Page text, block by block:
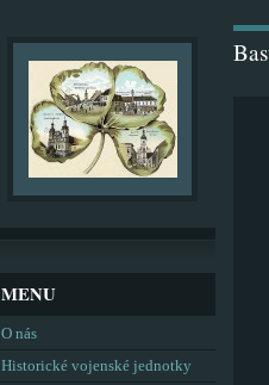
MENU
O nás
Historické vojenské jednotky